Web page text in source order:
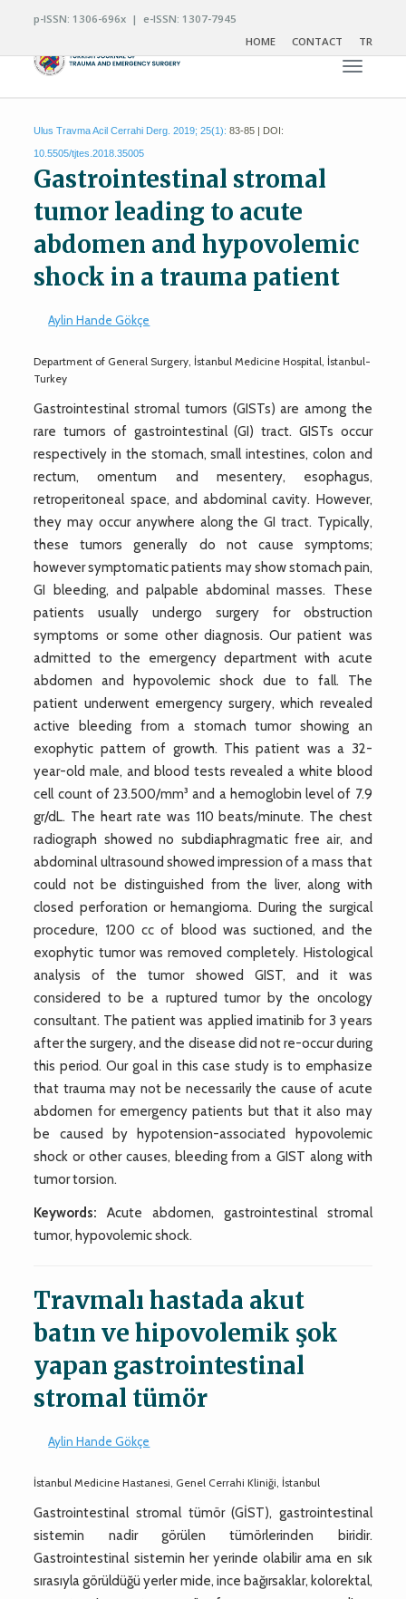
p-ISSN: 1306-696x | e-ISSN: 1307-7945
HOME
CONTACT TR
Toggle
Ulus Travma Acil Cerrahi Derg. 2019; 25(1): 83-85 | DOI:
10.5505/tjtes.2018.35005
Gastrointestinal stromal
tumor leading to acute
abdomen and hypovolemic
shock in a trauma patient
Aylin Hande Gökçe
Department of General Surgery, İstanbul Medicine Hospital, İstanbul-
Turkey
Gastrointestinal stromal tumors (GISTs) are among the
rare tumors of gastrointestinal (GI) tract. GISTs occur
respectively in the stomach, small intestines, colon and
rectum, omentum and mesentery, esophagus,
retroperitoneal space, and abdominal cavity. However,
they may occur anywhere along the GI tract. Typically,
these tumors generally do not cause symptoms;
however symptomatic patients may show stomach pain,
GI bleeding, and palpable abdominal masses. These
patients usually undergo surgery for obstruction
symptoms or some other diagnosis. Our patient was
admitted to the emergency department with acute
abdomen and hypovolemic shock due to fall. The
patient underwent emergency surgery, which revealed
active bleeding from a stomach tumor showing an
exophytic pattern of growth. This patient was a 32-
year-old male, and blood tests revealed a white blood
cell count of 23.500/mm³ and a hemoglobin level of 7.9
gr/dL. The heart rate was 110 beats/minute. The chest
radiograph showed no subdiaphragmatic free air, and
abdominal ultrasound showed impression of a mass that
could not be distinguished from the liver, along with
closed perforation or hemangioma. During the surgical
procedure, 1200 cc of blood was suctioned, and the
exophytic tumor was removed completely. Histological
analysis of the tumor showed GIST, and it was
considered to be a ruptured tumor by the oncology
consultant. The patient was applied imatinib for 3 years
after the surgery, and the disease did not re-occur during
this period. Our goal in this case study is to emphasize
that trauma may not be necessarily the cause of acute
abdomen for emergency patients but that it also may
be caused by hypotension-associated hypovolemic
shock or other causes, bleeding from a GIST along with
tumor torsion.
Keywords: Acute abdomen, gastrointestinal stromal
tumor, hypovolemic shock.
Travmalı hastada akut
batın ve hipovolemik şok
yapan gastrointestinal
stromal tümör
Aylin Hande Gökçe
İstanbul Medicine Hastanesi, Genel Cerrahi Kliniği, İstanbul
Gastrointestinal stromal tümör (GİST), gastrointestinal
sistemin nadir görülen tümörlerinden biridir.
Gastrointestinal sistemin her yerinde olabilir ama en sık
sırasıyla görüldüğü yerler mide, ince bağırsaklar, kolorektal,